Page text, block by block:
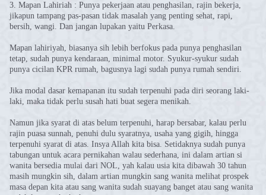
3. Mapan Lahiriah : Punya pekerjaan atau penghasilan, rajin bekerja,
jikapun tampang pas-pasan tidak masalah yang penting sehat, rapi,
bersih, wangi. Dan jangan lupakan yaitu Perkasa.
Mapan lahiriyah, biasanya sih lebih berfokus pada punya penghasilan
tetap, sudah punya kendaraan, minimal motor. Syukur-syukur sudah
punya cicilan KPR rumah, bagusnya lagi sudah punya rumah sendiri.
Jika modal dasar kemapanan itu sudah terpenuhi pada diri seorang laki-
laki, maka tidak perlu susah hati buat segera menikah.
Namun jika syarat di atas belum terpenuhi, harap bersabar, kalau perlu
rajin puasa sunnah, penuhi dulu syaratnya, usaha yang gigih, hingga
terpenuhi syarat di atas. Insya Allah kita bisa. Setidaknya sudah punya
tabungan untuk acara pernikahan walau sederhana, ini dalam artian si
wanita bersedia mulai dari NOL, yah kalau usia kita dibawah 30 tahun
masih mungkin sih, dalam artian mungkin sang wanita melihat prospek
masa depan kita atau sang wanita sudah suayang banget atau sang wanita